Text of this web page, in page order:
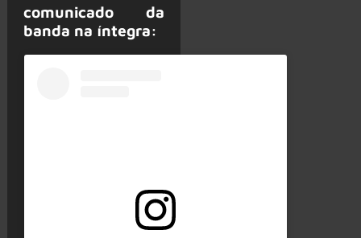
comunicado da
banda na íntegra: